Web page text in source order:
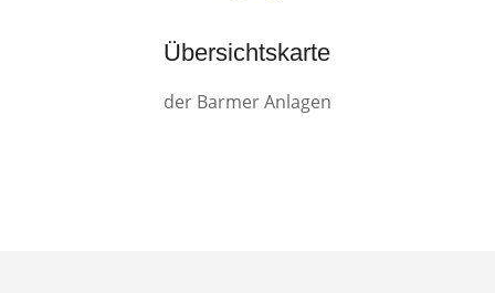
Übersichtskarte
der Barmer Anlagen